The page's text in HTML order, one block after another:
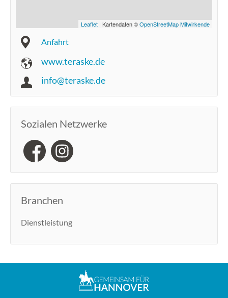
Leaflet | Kartendaten ©OpenStreetMap Mitwirkende
Anfahrt
www.teraske.de
info@teraske.de
Sozialen Netzwerke
Branchen
Dienstleistung